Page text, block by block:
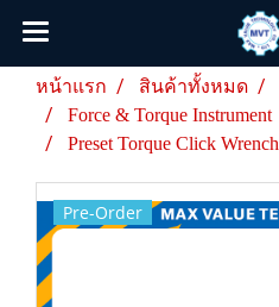
หน้าแรก สินค้าทั้งหมด
Force & Torque Instrument
Preset Torque Click Wrench
Pre-Order